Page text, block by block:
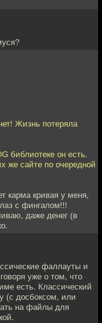
Жизнь потеряла
библиотеке он есть.
же сайте по очередной
карма кривая у меня,
с фингалом!!!
даже денег (в
фаллауты и
уже о том, что
есть. Классический
(с досбоксом, или
на файлы для